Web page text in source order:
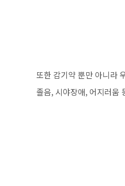
또한 감기약 뿐만 아니라
졸음, 시야장애, 어지러움